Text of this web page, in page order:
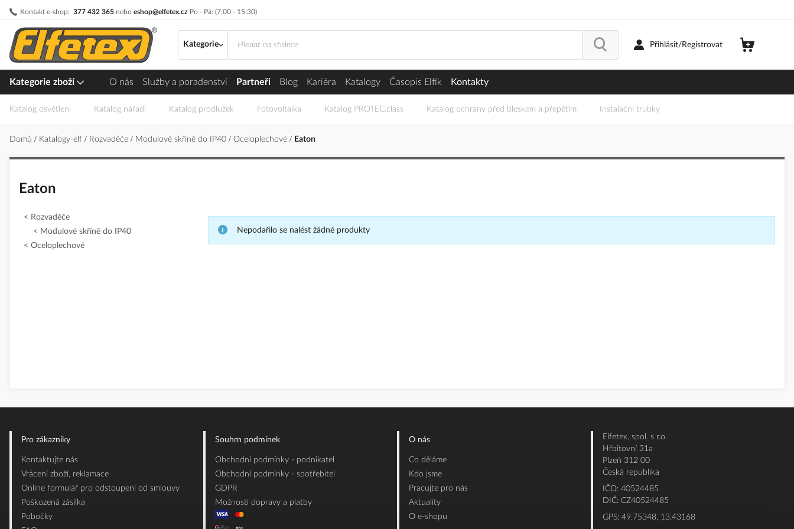
Kontakt e-shop: 377 432 365 nebo eshop@elfetex.cz Po - Pá: (7:00 - 15:30)
Přejít
obsah
Kategorie
Přihlásit/Registrovat
Kategorie zboží O nás Služby a poradenství Partneři Blog Kariéra Katalogy Časopis Elfík Kontakty
Katalog osvětlení Katalog nářadí Katalog prodlužek Fotovoltaika Katalog PROTEC.class Katalog ochrany před bleskem a přepětím Instalační trubky
Domů Katalogy-elf Rozvaděče Modulové skříně do IP40 Oceloplechové Eaton
Eaton
Nepodařilo se nalést žádné produkty
Rozvaděče
Modulové skříně do IP40
Oceloplechové
Pro zákazníky
Kontaktujte nás
Vrácení zboží, reklamace
Online formulář pro odstoupení od smlouvy
Poškozená zásilka
Pobočky
Souhrn podmínek
Obchodní podmínky - podnikatel
Obchodní podmínky - spotřebitel
GDPR
Možnosti dopravy a platby
O nás
Co děláme
Kdo jsme
Pracujte pro nás
Aktuality
O e-shopu
Elfetex, spol. s r.o.
Hřbitovní 31a
Plzeň 312 00
Česká republika
IČO: 40524485
DIČ: CZ40524485
GPS: 49.75348, 13.43168